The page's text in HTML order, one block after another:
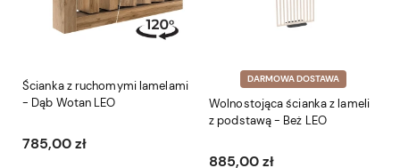
Ścianka z ruchomymi lamelami
- Dąb Wotan LEO
785,00 zł
DARMOWA DOSTAWA
Wolnostojąca ścianka z lameli
z podstawą - Beż LEO
885,00 zł